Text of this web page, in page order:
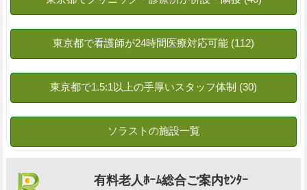
有料老人ﾎｰﾑ総合ご案内ｾﾝﾀｰ